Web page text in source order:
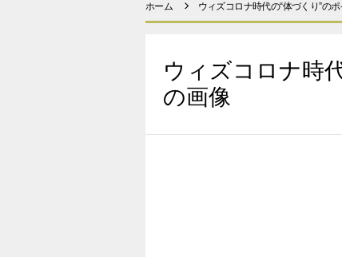
ホーム ウィズコロナ時代の“体づくり”の
ウィズコロナ時
の画像